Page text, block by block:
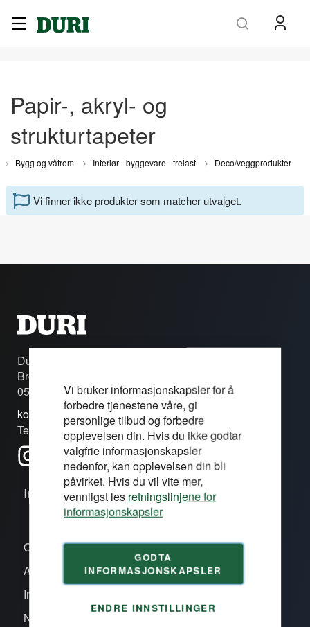
Vi bruker informasjonskapsler for å
forbedre tjenestene våre, gi
personlige tilbud og forbedre
opplevelsen din. Hvis du ikke godtar
valgfrie informasjonskapsler
nedenfor, kan opplevelsen din bli
påvirket. Hvis du vil vite mer,
vennligst les retningslinjene for
informasjonskapsler
GODTA
INFORMASJONSKAPSLER
ENDRE INNSTILLINGER
Papir-, akryl- og
strukturtapeter
Bygg og våtrom Interiør - byggevare - trelast Deco/veggprodukter
Vi finner ikke produkter som matcher utvalget.
Duri Fagprofil AS
Brobekkveien 80c
0582 Oslo
kontakt@duri.no
Tel: (+47) 24 13 13 50
Informasjon
Om oss/våre proffsentre
Aktiviteter
Inspirasjon
Nye produkter